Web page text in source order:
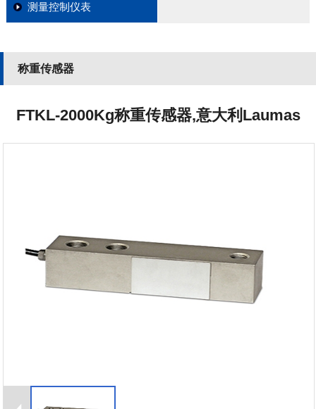
测量控制仪表
称重传感器
FTKL-2000Kg称重传感器,意大利Laumas